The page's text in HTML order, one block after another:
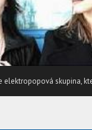
elektropopová skupina,